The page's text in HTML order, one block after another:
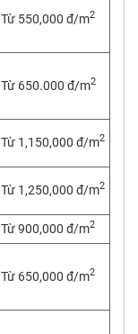
Từ 550,000 đ/m2
Từ 650.000 đ/m2
Từ 1,150,000 đ/m2
Từ 1,250,000 đ/m2
Từ 900,000 đ/m2
Từ 650,000 đ/m2